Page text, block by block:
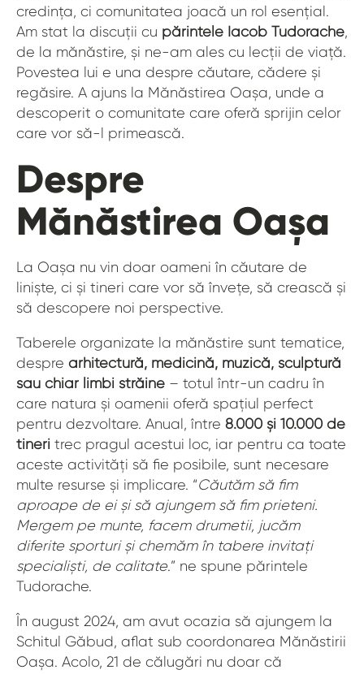
credința, ci comunitatea joacă un rol esențial.
Am stat la discuții cu părintele Iacob Tudorache,
de la mănăstire, și ne-am ales cu lecții de viață.
Povestea lui e una despre căutare, cădere și
regăsire. A ajuns la Mănăstirea Oașa, unde a
descoperit o comunitate care oferă sprijin celor
care vor să-l primească.
Despre
Mănăstirea Oașa
La Oașa nu vin doar oameni în căutare de
liniște, ci și tineri care vor să învețe, să crească și
să descopere noi perspective.
Taberele organizate la mănăstire sunt tematice,
despre arhitectură, medicină, muzică, sculptură
sau chiar limbi străine – totul într-un cadru în
care natura și oamenii oferă spațiul perfect
pentru dezvoltare. Anual, între 8.000 și 10.000 de
tineri trec pragul acestui loc, iar pentru ca toate
aceste activități să fie posibile, sunt necesare
multe resurse și implicare. “Căutăm să fim
aproape de ei și să ajungem să fim prieteni.
Mergem pe munte, facem drumetii, jucăm
diferite sporturi și chemăm în tabere invitați
specialiști, de calitate.” ne spune părintele
Tudorache.
În august 2024, am avut ocazia să ajungem la
Schitul Găbud, aflat sub coordonarea Mănăstirii
Oașa. Acolo, 21 de călugări nu doar că